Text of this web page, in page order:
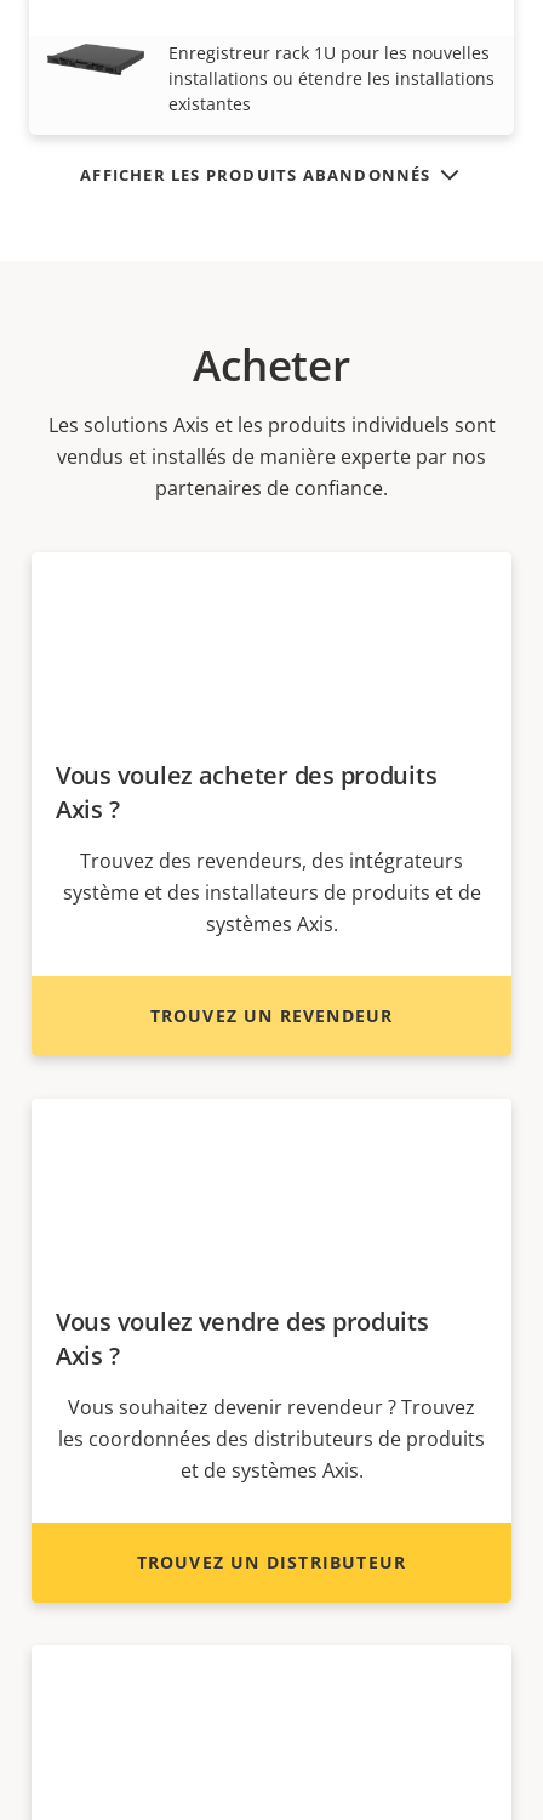
VOIR PLUS
Enregistreur rack 1U pour les nouvelles
installations ou étendre les installations
existantes
AFFICHER LES PRODUITS ABANDONNÉS
Acheter
Les solutions Axis et les produits individuels sont
vendus et installés de manière experte par nos
partenaires de confiance.
Vous voulez acheter des produits
Axis ?
Trouvez des revendeurs, des intégrateurs
système et des installateurs de produits et de
systèmes Axis.
TROUVEZ UN REVENDEUR
Vous voulez vendre des produits
Axis ?
Vous souhaitez devenir revendeur ? Trouvez
les coordonnées des distributeurs de produits
et de systèmes Axis.
TROUVEZ UN DISTRIBUTEUR